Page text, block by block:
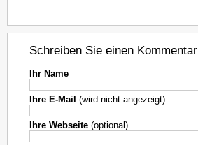
Schreiben Sie einen Kommentar
Ihr Name
Ihre E-Mail (wird nicht angezeigt)
Ihre Webseite (optional)